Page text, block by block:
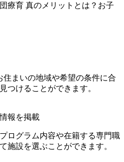
療育 真のメリットとは？お子
まいの地域や希望の条件に合
つけることができます。
報を掲載
ログラム内容や在籍する専門職
施設を選ぶことができます。